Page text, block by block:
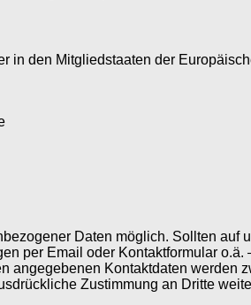
in den Mitgliedstaaten der
Daten möglich. Sollten auf
per Email oder Kontaktformular
Kontaktdaten werden
Zustimmung an Dritte